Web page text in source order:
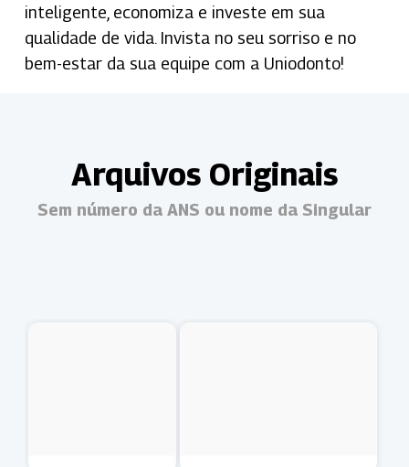
inteligente, economiza e investe em sua
qualidade de vida. Invista no seu sorriso e no
bem-estar da sua equipe com a Uniodonto!
Arquivos Originais
Sem número da ANS ou nome da Singular